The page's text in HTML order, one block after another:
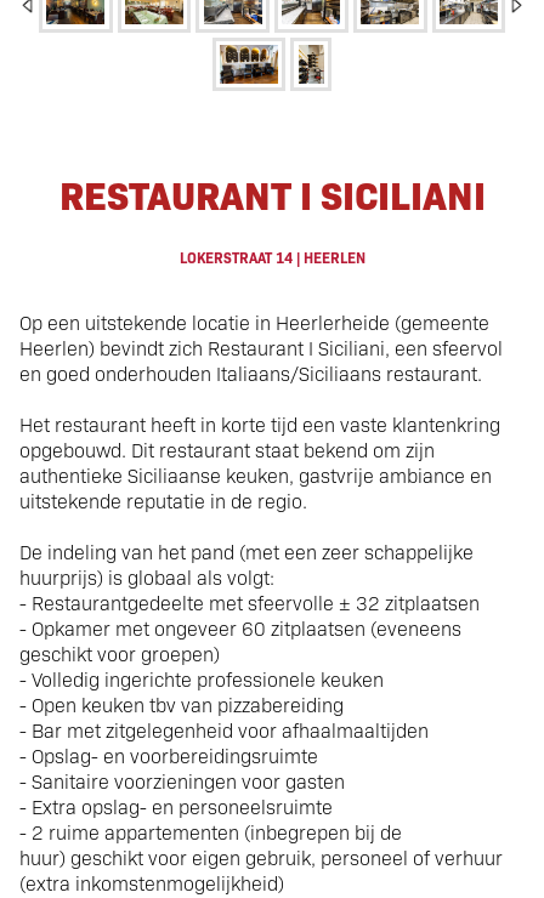
Authentiek Italiaans
Restaurant
RESTAURANT I SICILIANI
LOKERSTRAAT 14 | HEERLEN
Op een uitstekende locatie in Heerlerheide (gemeente
Heerlen) bevindt zich Restaurant I Siciliani, een sfeervol
en goed onderhouden Italiaans/Siciliaans restaurant.
Het restaurant heeft in korte tijd een vaste klantenkring
opgebouwd. Dit restaurant staat bekend om zijn
authentieke Siciliaanse keuken, gastvrije ambiance en
uitstekende reputatie in de regio.
De indeling van het pand (met een zeer schappelijke
huurprijs) is globaal als volgt:
- Restaurantgedeelte met sfeervolle ± 32 zitplaatsen
- Opkamer met ongeveer 60 zitplaatsen (eveneens
geschikt voor groepen)
-Volledig ingerichte professionele keuken
- Open keuken tbv van pizzabereiding
- Bar met zitgelegenheid voor afhaalmaaltijden
- Opslag- en voorbereidingsruimte
-Sanitaire voorzieningen voor gasten
- Extra opslag- en personeelsruimte
- 2 ruime appartementen (inbegrepen bij de
huur) geschikt voor eigen gebruik, personeel of verhuur
(extra inkomstenmogelijkheid)